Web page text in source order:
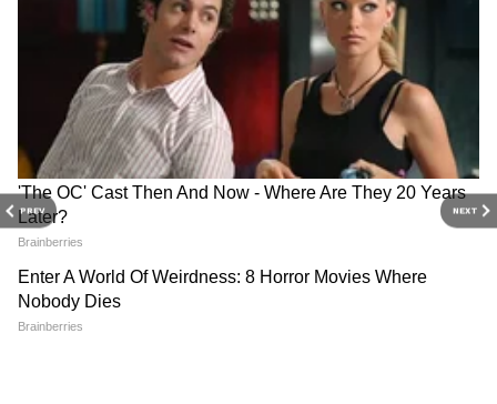
PREV NEXT
RECOMMENDED STORIES